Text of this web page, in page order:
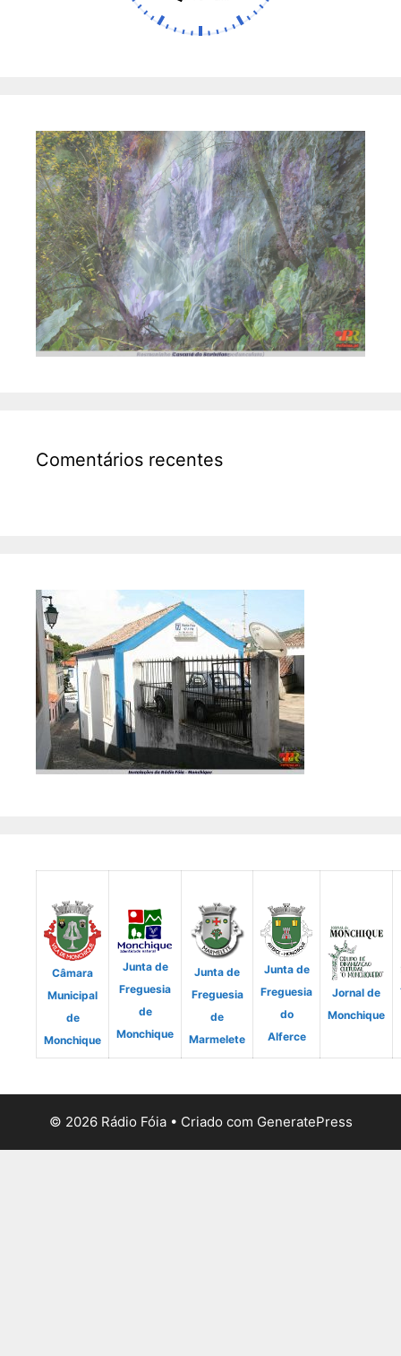
Comentários recentes
Câmara
Municipal
de
Monchique
Junta de
Freguesia
de
Monchique
Junta de
Freguesia
de
Marmelete
Junta de
Freguesia
do
Alferce
Jornal de
Monchique
© 2026 Rádio Fóia• Criado com GeneratePress